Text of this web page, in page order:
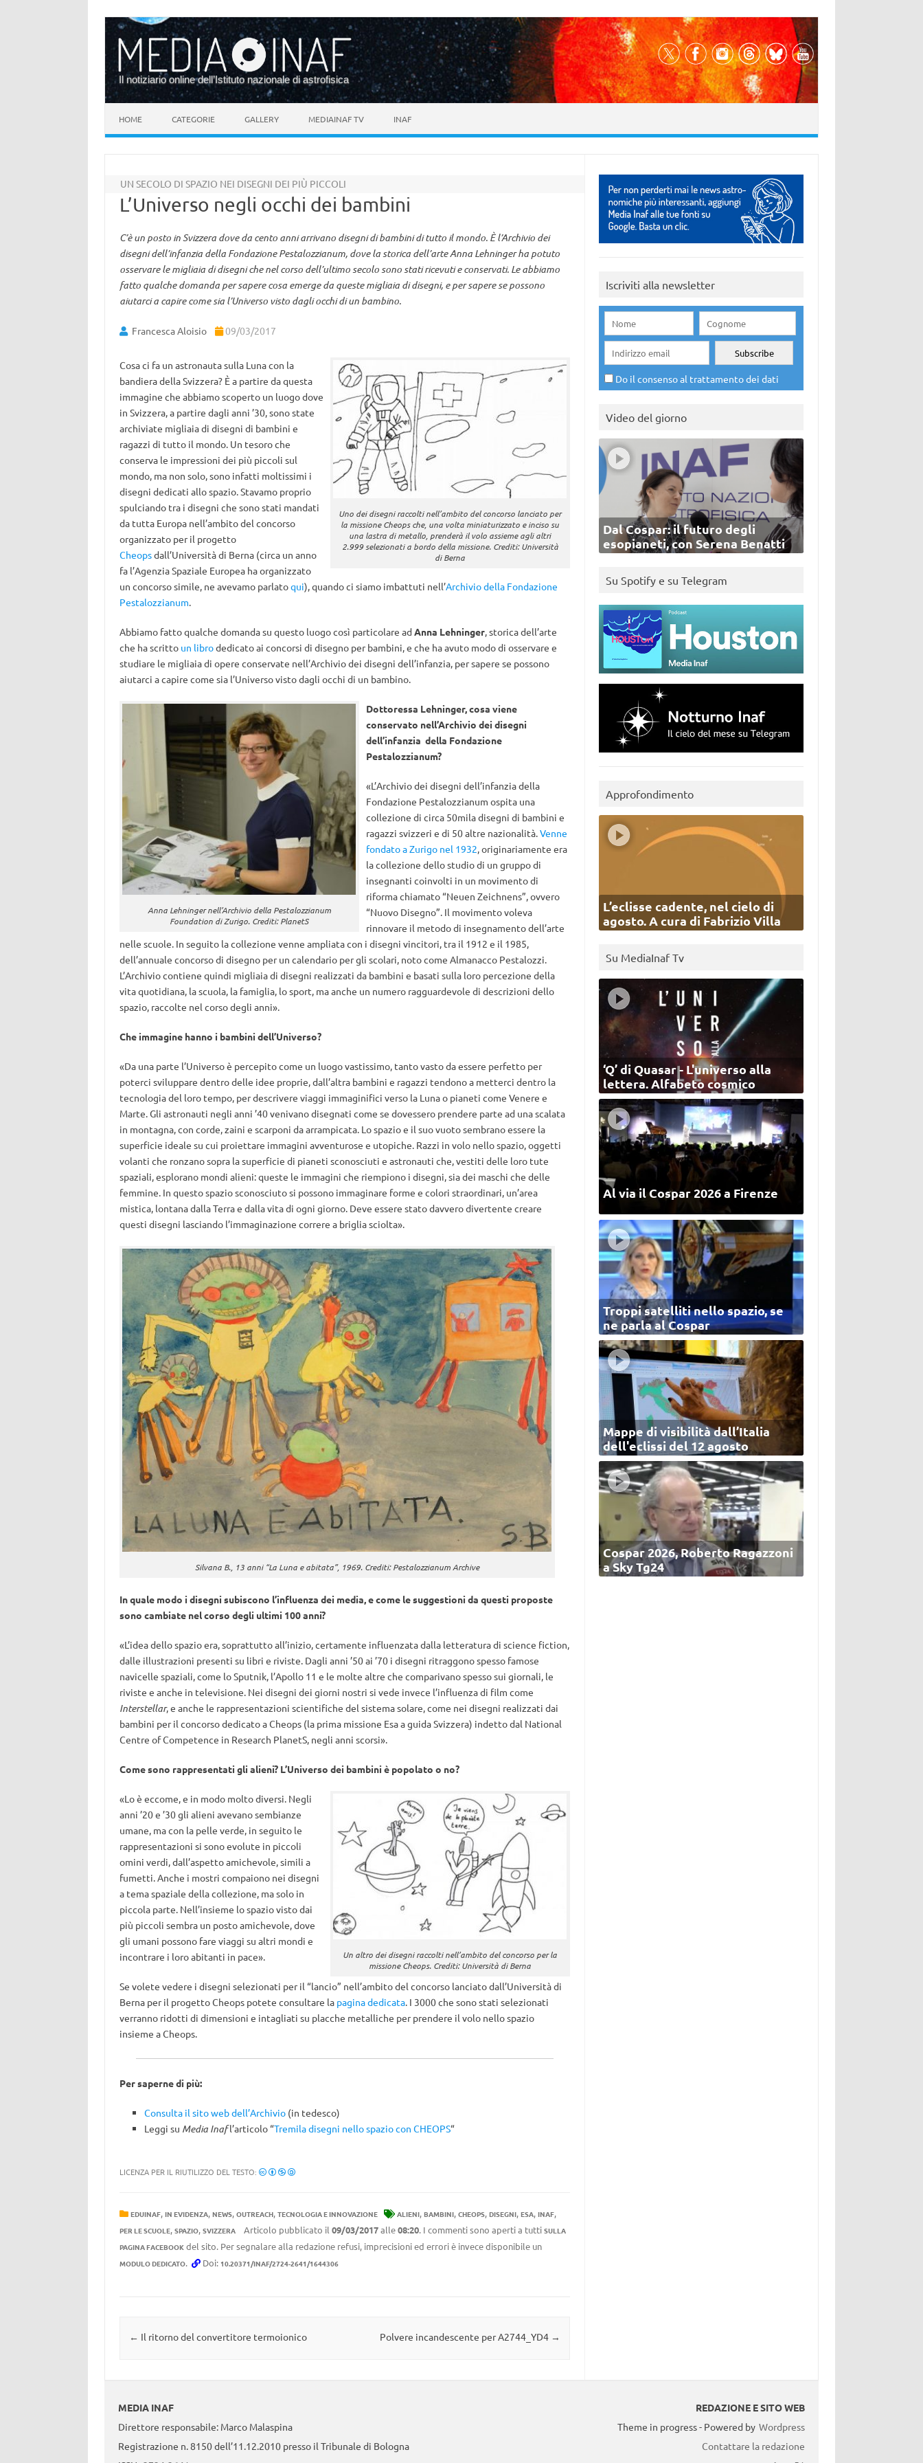
Il notiziario online dell’Istituto nazionale di astrofisica
HOME CATEGORIE GALLERY MEDIAINAF TV INAF
UN SECOLO DI SPAZIO NEI DISEGNI DEI PIÙ PICCOLI
L’Universo negli occhi dei bambini
C’è un posto in Svizzera dove da cento anni arrivano disegni di bambini di tutto il mondo. È l’Archivio dei
disegni dell’infanzia della Fondazione Pestalozzianum, dove la storica dell’arte Anna Lehninger ha potuto
osservare le migliaia di disegni che nel corso dell’ultimo secolo sono stati ricevuti e conservati. Le abbiamo
fatto qualche domanda per sapere cosa emerge da queste migliaia di disegni, e per sapere se possono
aiutarci a capire come sia l’Universo visto dagli occhi di un bambino.
Francesca Aloisio 09/03/2017
Uno dei disegni raccolti nell’ambito del concorso lanciato per
la missione Cheops che, una volta miniaturizzato e inciso su
una lastra di metallo, prenderà il volo assieme agli altri
2.999 selezionati a bordo della missione. Crediti: Università
di Berna
Cosa ci fa un astronauta sulla Luna con la
bandiera della Svizzera? È a partire da questa
immagine che abbiamo scoperto un luogo dove
in Svizzera, a partire dagli anni ’30, sono state
archiviate migliaia di disegni di bambini e
ragazzi di tutto il mondo. Un tesoro che
conserva le impressioni dei più piccoli sul
mondo, ma non solo, sono infatti moltissimi i
disegni dedicati allo spazio. Stavamo proprio
spulciando tra i disegni che sono stati mandati
da tutta Europa nell’ambito del concorso
organizzato per il progetto
Cheopsdall’Università di Berna (circa un anno
fa l’Agenzia Spaziale Europea ha organizzato
un concorso simile, ne avevamo parlatoqui), quando ci siamo imbattuti nell’Archivio della Fondazione
Pestalozzianum.
Abbiamo fatto qualche domanda su questo luogo così particolare adAnna Lehninger, storica dell’arte
che ha scritto un librodedicato ai concorsi di disegno per bambini, e che ha avuto modo di osservare e
studiare le migliaia di opere conservate nell’Archivio dei disegni dell’infanzia, per sapere se possono
aiutarci a capire come sia l’Universo visto dagli occhi di un bambino.
Anna Lehninger nell’Archivio della Pestalozzianum
Foundation di Zurigo. Crediti: PlanetS
Dottoressa Lehninger, cosa viene
conservato nell’Archivio dei disegni
dell’infanzia della Fondazione
Pestalozzianum?
«L’Archivio dei disegni dell’infanzia della
Fondazione Pestalozzianum ospita una
collezione di circa 50mila disegni di bambini e
ragazzi svizzeri e di 50 altre nazionalità.Venne
fondato a Zurigo nel 1932, originariamente era
la collezione dello studio di un gruppo di
insegnanti coinvolti in un movimento di
riforma chiamato “Neuen Zeichnens”, ovvero
“Nuovo Disegno”. Il movimento voleva
rinnovare il metodo di insegnamento dell’arte
nelle scuole. In seguito la collezione venne ampliata con i disegni vincitori, tra il 1912 e il 1985,
dell’annuale concorso di disegno per un calendario per gli scolari, noto come Almanacco Pestalozzi.
L’Archivio contiene quindi migliaia di disegni realizzati da bambini e basati sulla loro percezione della
vita quotidiana, la scuola, la famiglia, lo sport, ma anche un numero ragguardevole di descrizioni dello
spazio, raccolte nel corso degli anni».
Che immagine hanno i bambini dell’Universo?
«Da una parte l’Universo è percepito come un luogo vastissimo, tanto vasto da essere perfetto per
poterci sviluppare dentro delle idee proprie, dall’altra bambini e ragazzi tendono a metterci dentro la
tecnologia del loro tempo, per descrivere viaggi immaginifici verso la Luna o pianeti come Venere e
Marte. Gli astronauti negli anni ’40 venivano disegnati come se dovessero prendere parte ad una scalata
in montagna, con corde, zaini e scarponi da arrampicata. Lo spazio e il suo vuoto sembrano essere la
superficie ideale su cui proiettare immagini avventurose e utopiche. Razzi in volo nello spazio, oggetti
volanti che ronzano sopra la superficie di pianeti sconosciuti e astronauti che, vestiti delle loro tute
spaziali, esplorano mondi alieni: queste le immagini che riempiono i disegni, sia dei maschi che delle
femmine. In questo spazio sconosciuto si possono immaginare forme e colori straordinari, un’area
mistica, lontana dalla Terra e dalla vita di ogni giorno. Deve essere stato davvero divertente creare
questi disegni lasciando l’immaginazione correre a briglia sciolta».
Silvana B., 13 anni “La Luna e abitata”, 1969. Crediti: Pestalozzianum Archive
In quale modo i disegni subiscono l’influenza dei media, e come le suggestioni da questi proposte
sono cambiate nel corso degli ultimi 100 anni?
«L’idea dello spazio era, soprattutto all’inizio, certamente influenzata dalla letteratura di science fiction,
dalle illustrazioni presenti su libri e riviste. Dagli anni ’50 ai ’70 i disegni ritraggono spesso famose
navicelle spaziali, come lo Sputnik, l’Apollo 11 e le molte altre che comparivano spesso sui giornali, le
riviste e anche in televisione. Nei disegni dei giorni nostri si vede invece l’influenza di film come
Interstellar, e anche le rappresentazioni scientifiche del sistema solare, come nei disegni realizzati dai
bambini per il concorso dedicato a Cheops (la prima missione Esa a guida Svizzera) indetto dal National
Centre of Competence in Research PlanetS, negli anni scorsi».
Come sono rappresentati gli alieni? L’Universo dei bambini è popolato o no?
Un altro dei disegni raccolti nell’ambito del concorso per la
missione Cheops. Crediti: Università di Berna
«Lo è eccome, e in modo molto diversi. Negli
anni ’20 e ’30 gli alieni avevano sembianze
umane, ma con la pelle verde, in seguito le
rappresentazioni si sono evolute in piccoli
omini verdi, dall’aspetto amichevole, simili a
fumetti. Anche i mostri compaiono nei disegni
a tema spaziale della collezione, ma solo in
piccola parte. Nell’insieme lo spazio visto dai
più piccoli sembra un posto amichevole, dove
gli umani possono fare viaggi su altri mondi e
incontrare i loro abitanti in pace».
Se volete vedere i disegni selezionati per il “lancio” nell’ambito del concorso lanciato dall’Università di
Berna per il progetto Cheops potete consultare la pagina dedicata. I 3000 che sono stati selezionati
verranno ridotti di dimensioni e intagliati su placche metalliche per prendere il volo nello spazio
insieme a Cheops.
Per saperne di più:
Consulta il sito web dell’Archivio(in tedesco)
Leggi su Media Inafl’articolo “Tremila disegni nello spazio con CHEOPS“
LICENZA PER IL RIUTILIZZO DEL TESTO:
EDUINAF, IN EVIDENZA, NEWS, OUTREACH, TECNOLOGIA E INNOVAZIONE ALIENI, BAMBINI, CHEOPS, DISEGNI, ESA, INAF,
PER LE SCUOLE, SPAZIO, SVIZZERA Articolo pubblicato il 09/03/2017alle08:20. I commenti sono aperti a tutti SULLA
PAGINA FACEBOOKdel sito. Per segnalare alla redazione refusi, imprecisioni ed errori è invece disponibile un
MODULO DEDICATO. Doi: 10.20371/INAF/2724-2641/1644306
Navigazione articolo
← Il ritorno del convertitore termoionico Polvere incandescente per A2744_YD4 →
Iscriviti alla newsletter
Do il consenso al trattamento dei dati
Video del giorno
Dal Cospar: il futuro degli
esopianeti, con Serena Benatti
Su Spotify e su Telegram
Approfondimento
L’eclisse cadente, nel cielo di
agosto. A cura di Fabrizio Villa
Su MediaInaf Tv
‘Q’ di Quasar - L'universo alla
lettera. Alfabeto cosmico
Al via il Cospar 2026 a Firenze
Troppi satelliti nello spazio, se
ne parla al Cospar
Mappe di visibilità dall’Italia
dell'eclissi del 12 agosto
Cospar 2026, Roberto Ragazzoni
a Sky Tg24
MEDIA INAF
Direttore responsabile: Marco Malaspina
Registrazione n. 8150 dell’11.12.2010 presso il Tribunale di Bologna
REDAZIONE E SITO WEB
Theme in progress - Powered by Wordpress
Contattare la redazione